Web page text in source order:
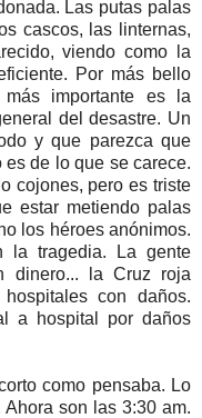
Las putas palas
cascos, las linternas,
viendo como la
Por más bello
importante es la
del desastre. Un
y que parezca que
de lo que se carece.
cojones, pero es triste
estar metiendo palas
los héroes anónimos.
la tragedia. La gente
dinero... la Cruz roja
con daños.
a hospital por daños
como pensaba. Lo
son las 3:30 am.